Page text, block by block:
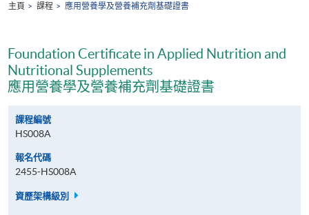
主頁 課程 應用營養學及營養補充劑基礎證書
Foundation Certificate in Applied Nutrition and
Nutritional Supplements
應用營養學及營養補充劑基礎證書
課程編號
HS008A
報名代碼
2455-HS008A
資歷架構級別